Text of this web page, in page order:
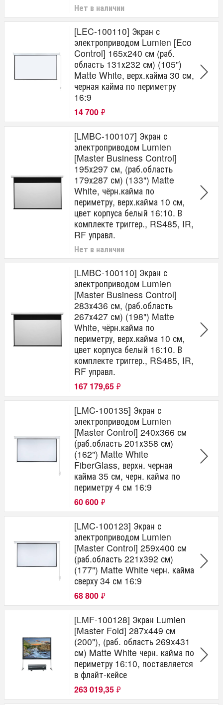
Нет в наличии
[LEC-100110] Экран с
электроприводом Lumien [Eco
Control] 165x240 см (раб.
область 131х232 см) (105")
Matte White, верх.кайма 30 см,
черная кайма по периметру
16:9
14 700 ₽
[LMBC-100107] Экран с
электроприводом Lumien
[Master Business Control]
195х297 см, (раб.область
179х287 см) (133") Matte
White, чёрн.кайма по
периметру, верх.кайма 10 см,
цвет корпуса белый 16:10. В
комплекте триггер., RS485, IR,
RF управл.
Нет в наличии
[LMBC-100110] Экран с
электроприводом Lumien
[Master Business Control]
283х436 см, (раб.область
267х427 см) (198") Matte
White, чёрн.кайма по
периметру, верх.кайма 10 см,
цвет корпуса белый 16:10. В
комплекте триггер., RS485, IR,
RF управл.
167 179,65 ₽
[LMC-100135] Экран с
электроприводом Lumien
[Master Control] 240x366 см
(раб.область 201х358 см)
(162") Matte White
FiberGlass, верхн. черная
кайма 35 см, черн. кайма по
периметру 4 см 16:9
60 600 ₽
[LMC-100123] Экран с
электроприводом Lumien
[Master Control] 259x400 см
(раб.область 221х392 см)
(177") Matte White черн. кайма
сверху 34 см 16:9
68 800 ₽
[LMF-100128] Экран Lumien
[Master Fold] 287x449 см
(200"), (раб. область 269x431
см) Matte White черн. кайма по
периметру 16:10, поставляется
в флайт-кейсе
263 019,35 ₽